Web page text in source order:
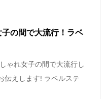
子の間で大流行！ラベ
ゃれ女子の間で大流行し
伝えします! ラベルステ